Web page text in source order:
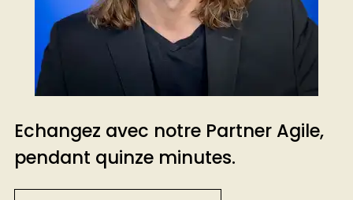
Echangez avec notre Partner Agile,
pendant quinze minutes.